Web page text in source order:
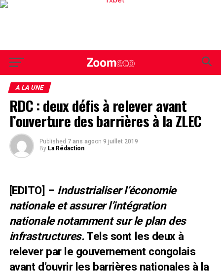
A LA UNE
RDC : deux défis à relever avant
l’ouverture des barrières à la ZLEC
Published 7 ans agoon 9 juillet 2019
By La Rédaction
[EDITO] – Industrialiser l’économie
nationale et assurer l’intégration
nationale notamment sur le plan des
infrastructures.Tels sont les deux à
relever par le gouvernement congolais
avant d’ouvrir les barrières nationales à la